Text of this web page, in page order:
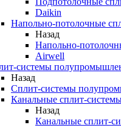
Daikin
Напольно-потолочные
Назад
Напольно-
Airwell
системы
Назад
Сплит-системы
Канальные сплит-
Назад
Канальные сплит-